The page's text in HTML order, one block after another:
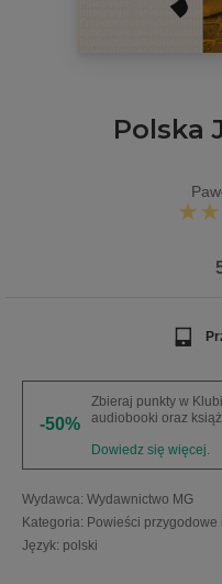
Polska
-50%
Zbieraj punkty w
audiobooki oraz
Dowiedz się więcej.
Wydawca: Wydawnictwo MG
Kategoria: Powieści przygodowe
Język: polski